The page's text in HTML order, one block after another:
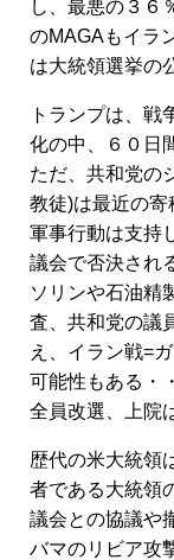
し、最悪の３６
のMAGAもイラ
は大統領選挙の
トランプは、戦
化の中、６０日
ただ、共和党の
教徒)は最近の
軍事行動は支持
議会で否決され
ソリンや石油精
査、共和党の議
え、イラン戦=
可能性もある・
全員改選、上院
歴代の米大統領
者である大統領
議会との協議や
バマのリビア攻